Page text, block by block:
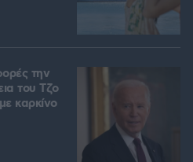
την
του Τζο
καρκίνο